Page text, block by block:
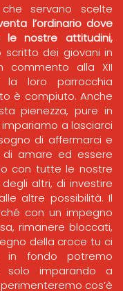
servano scelte
l’ordinario dove
nostre attitudini,
scritto dei giovani in
alla XII
la loro parrocchia
è compiuto. Anche
pienezza, pure in
a lasciarci
di affermarci e
di amare ed essere
con tutte le nostre
altri, di investire
altre possibilità. Il
con un impegno
rimanere bloccati,
della croce tu ci
in fondo potremo
solo imparando a
cos’è